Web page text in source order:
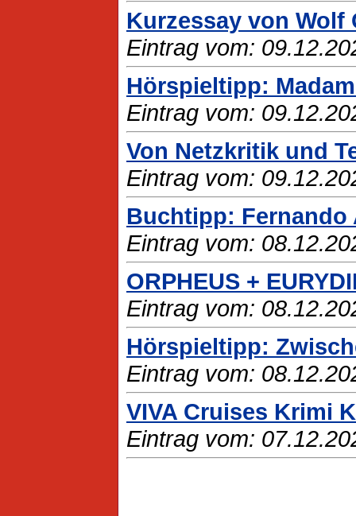
Kurzessay von Wolf
Eintrag vom:
Hörspieltipp:
Eintrag vom:
Von Netzkritik und
Eintrag vom:
Buchtipp:
Eintrag vom:
ORPHEUS +
Eintrag vom:
Hörspieltipp:
Eintrag vom:
VIVA Cruises Krimi
Eintrag vom: